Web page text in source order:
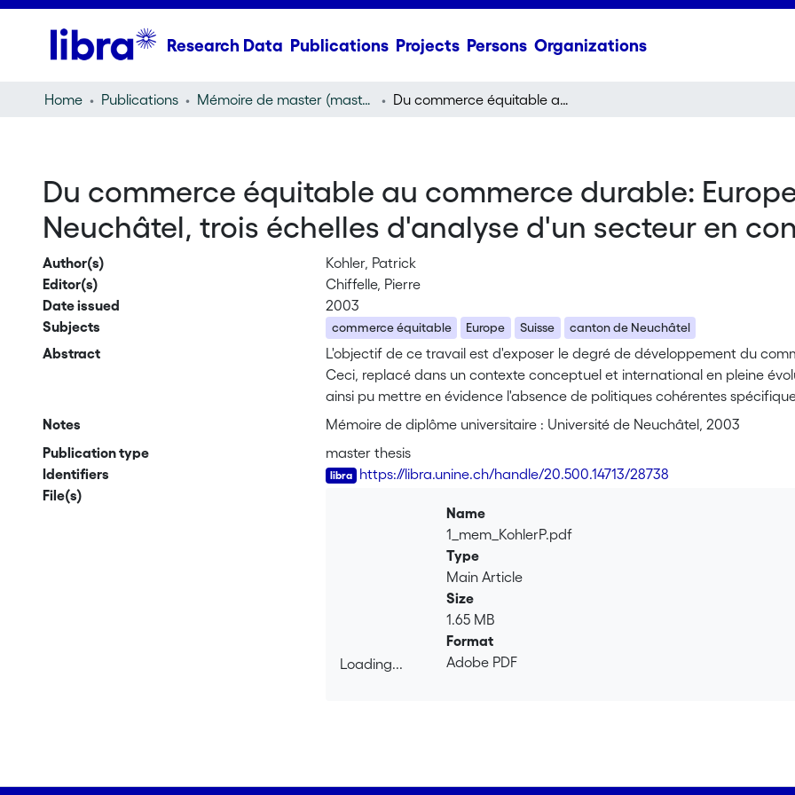
Research Data Publications Projects Persons Organizations
Home Publications Mémoire de master (master thesis) Du commerce équitable au commerce durable: Europe, Suisse et canton de Neuchâtel, trois échelles d'analyse d'un secteur en constante évolution
Du commerce équitable au commerce durable:
Neuchâtel, trois échelles d'analyse d'un secteur en
Author(s)
Kohler, Patrick
Editor(s)
Chiffelle, Pierre
Date issued
2003
Subjects
commerce équitable Europe Suisse canton de Neuchâtel
Abstract
L'objectif de ce travail est d'exposer le degré de développement du
Ceci, replacé dans un contexte conceptuel et international en pleine
ainsi pu mettre en évidence l'absence de politiques cohérentes
nombreux soutiens indirects. L'analyse de deux enquêtes empiriques,
le partenariat entretenu par la Fondation Max Havelaar et les deux
en outre que la diffusion à un spectre plus large de distributeurs, de
communication et de l'information autour des labels et de l'image
croissance à long terme de la branche. En ce qui concerne la
nature du produit, mais surtout, du groupe qui le commercialise. L'offre
hiérarchie urbaine et se restreint jusqu'à un palier d'environ 900
vers un commerce que l'on peut dès lors revendiquer comme durable.,
Notes
Mémoire de diplôme universitaire : Université de Neuchâtel, 2003
Publication type
master thesis
Identifiers
https://libra.unine.ch/handle/20.500.14713/28738
File(s)
Loading...
Name
1_mem_KohlerP.pdf
Type
Main Article
Size
1.65 MB
Format
Adobe PDF